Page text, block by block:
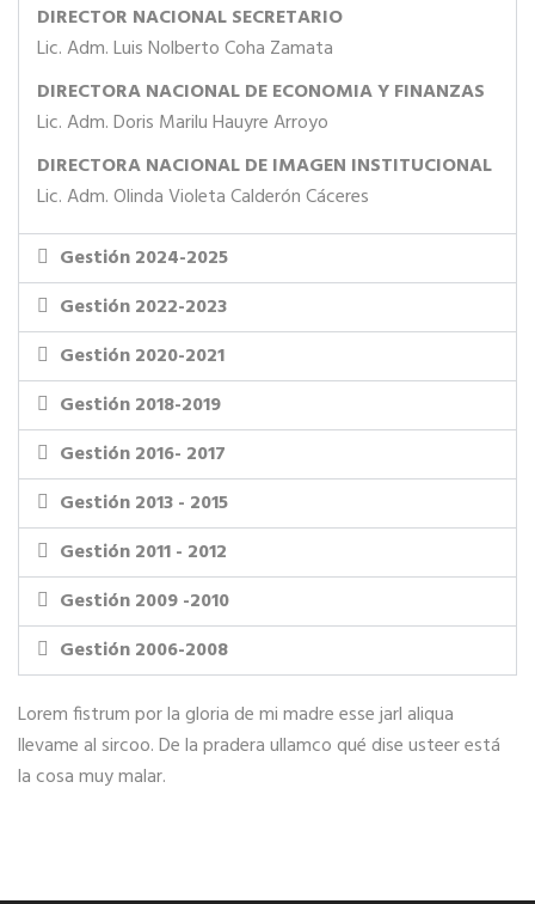
DIRECTOR NACIONAL SECRETARIO
Lic. Adm. Luis Nolberto Coha Zamata
DIRECTORA NACIONAL DE ECONOMIA Y FINANZAS
Lic. Adm. Doris Marilu Hauyre Arroyo
DIRECTORA NACIONAL DE IMAGEN INSTITUCIONAL
Lic. Adm. Olinda Violeta Calderón Cáceres
Gestión 2024-2025
Gestión 2022-2023
Gestión 2020-2021
Gestión 2018-2019
Gestión 2016- 2017
Gestión 2013 - 2015
Gestión 2011 - 2012
Gestión 2009 -2010
Gestión 2006-2008
Lorem fistrum por la gloria de mi madre esse jarl aliqua
llevame al sircoo. De la pradera ullamco qué dise usteer está
la cosa muy malar.